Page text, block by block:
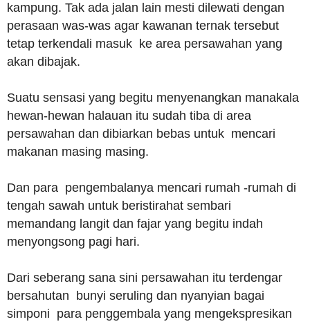
kampung. Tak ada jalan lain mesti dilewati dengan
perasaan was-was agar kawanan ternak tersebut
tetap terkendali masuk ke area persawahan yang
akan dibajak.
Suatu sensasi yang begitu menyenangkan manakala
hewan-hewan halauan itu sudah tiba di area
persawahan dan dibiarkan bebas untuk mencari
makanan masing masing.
Dan para pengembalanya mencari rumah -rumah di
tengah sawah untuk beristirahat sembari
memandang langit dan fajar yang begitu indah
menyongsong pagi hari.
Dari seberang sana sini persawahan itu terdengar
bersahutan bunyi seruling dan nyanyian bagai
simponi para penggembala yang mengekspresikan